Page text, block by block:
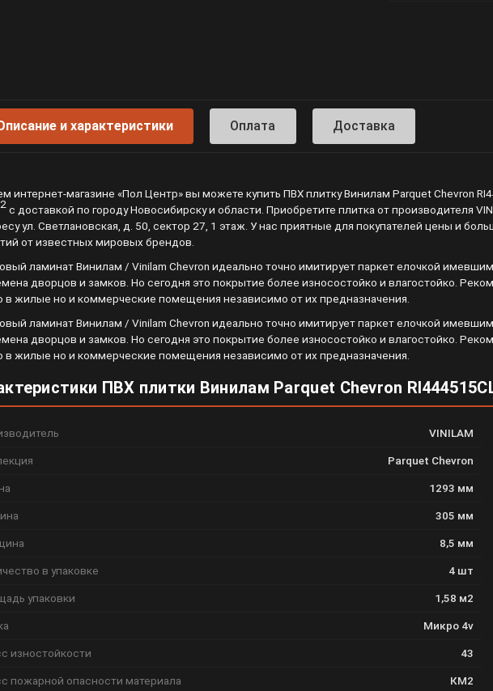
и характеристики Оплата Доставка
интернет-магазине «Пол Центр» вы можете купить ПВХ плитку Винилам Parquet Chevron
2с доставкой по городу Новосибирску и области. Приобретите плитка от производителя
ул. Светлановская, д. 50, сектор 27, 1 этаж. У нас приятные для покупателей цены и
от известных мировых брендов.
ламинат Винилам / Vinilam Chevron идеально точно имитирует паркет елочкой
дворцов и замков. Но сегодня это покрытие более износостойко и влагостойко.
в жилые но и коммерческие помещения независимо от их предназначения.
ламинат Винилам / Vinilam Chevron идеально точно имитирует паркет елочкой
дворцов и замков. Но сегодня это покрытие более износостойко и влагостойко.
в жилые но и коммерческие помещения независимо от их предназначения.
ПВХ плитки Винилам Parquet Chevron
VINILAM
Parquet Chevron
1293 мм
305 мм
8,5 мм
в упаковке 4 шт
упаковки 1,58 м2
Микро 4v
изностойкости 43
пожарной опасности материала КМ2